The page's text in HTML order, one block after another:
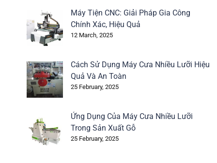
Máy Tiện CNC: Giải Pháp Gia Công
Chính Xác, Hiệu Quả
12 March, 2025
Cách Sử Dụng Máy Cưa Nhiều Lưỡi Hiệu
Quả Và An Toàn
25 February, 2025
Ứng Dụng Của Máy Cưa Nhiều Lưỡi
Trong Sản Xuất Gỗ
25 February, 2025